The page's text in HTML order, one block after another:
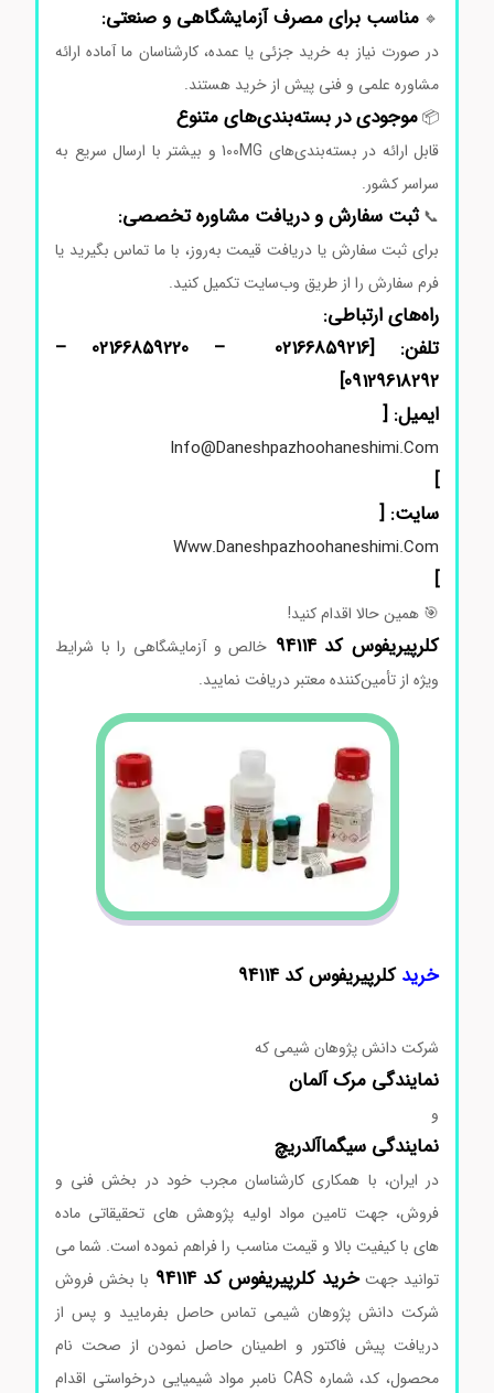
مناسببرایمصرفآزمایشگاهیوصنعتی:
صورتنیازبه خریدجزئییاعمده،کارشناسانما آمادهارائه
مشاورهعلمیوفنیپیشازخریدهستند.
موجودیدربسته‌بندی‌هایمتنوع
قابلارائهدر بسته‌بندی‌های 100MG وبیشتربا ارسالسریعبه
سراسرکشور.
ثبتسفارشودریافتمشاورهتخصصی:
برایثبتسفارشیادریافتقیمتبه‌روز،باماتماسبگیریدیا
فرمسفارشراازطریقوب‌سایتتکمیلکنید.
راه‌هایارتباطی:
تلفن: [02166859216 – 02166859220 –
09129618292
]
ایمیل: [
Info@daneshpazhoohaneshimi.com
سایت: [
Www.daneshpazhoohaneshimi.com
همینحالااقدامکنید!
کلرپیریفوس کد 94114 خالصو آزمایشگاهیرا با شرایط
ویژهازتأمین‌کنندهمعتبردریافتنمایید.
خریدکلرپیریفوس کد 94114
شرکت دانش پژوهان شیمی که
نمایندگیمرکآلمان
نمایندگیسیگماآلدریچ
در ایران، با همکاری کارشناسان مجرب خود در بخش فنی و
فروش، جهت تامین مواد اولیه پژوهش های تحقیقاتی ماده
های با کیفیت بالا و قیمت مناسب را فراهم نموده است. شما می
توانید جهتخرید کلرپیریفوس کد 94114
با بخش فروش
شرکت دانش پژوهان شیمی تماس حاصل بفرمایید و پس از
دریافت پیش فاکتور و اطمینان حاصل نمودن از صحت نام
محصول، کد، شماره CAS نامبر مواد شیمیایی درخواستی اقدام